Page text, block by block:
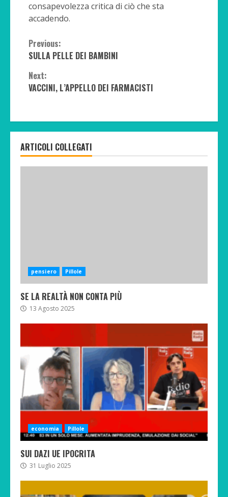
consapevolezza critica di ciò che sta
accadendo.
Continue
Reading
Previous:
SULLA PELLE DEI BAMBINI
Next:
VACCINI, L’APPELLO DEI FARMACISTI
ARTICOLI COLLEGATI
pensiero Pillole
SE LA REALTÀ NON CONTA PIÙ
13 Agosto 2025
economia Pillole
SUI DAZI UE IPOCRITA
31 Luglio 2025